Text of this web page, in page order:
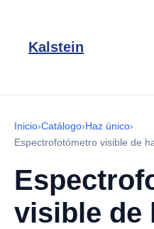
Kalstein
Inicio›Catálogo›Haz único›
Espectrofotómetro visible de
visible de